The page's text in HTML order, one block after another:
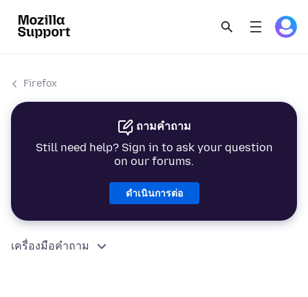
Firefox
ถามคำถาม
Still need help? Sign in to ask your question
on our forums.
ดำเนินการต่อ
เครื่องมือคำถาม